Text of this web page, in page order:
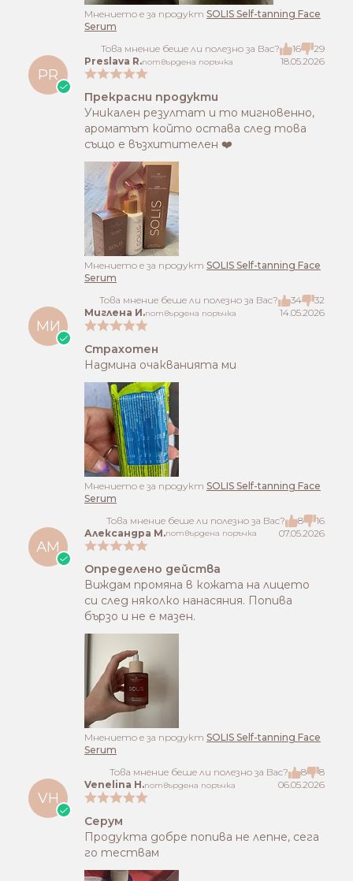
Mнението е за продукт SOLIS Self-tanning Face
Serum
Това мнение беше ли полезно за Вас?
16 29
PR
Preslava R.потвърдена поръчка 18.05.2026
Прекрасни продукти
Уникален резултат и то мигновенно,
ароматът който остава след това
също е възхитителен ❤️
Mнението е за продукт SOLIS Self-tanning Face
Serum
Това мнение беше ли полезно за Вас?
34 32
МИ
Миглена И.потвърдена поръчка 14.05.2026
Страхотен
Надмина очакванията ми
Mнението е за продукт SOLIS Self-tanning Face
Serum
Това мнение беше ли полезно за Вас?
8 16
АМ
Александра М.потвърдена поръчка 07.05.2026
Определено действа
Виждам промяна в кожата на лицето
си след няколко нанасяния. Попива
бързо и не е мазен.
Mнението е за продукт SOLIS Self-tanning Face
Serum
Това мнение беше ли полезно за Вас?
8 8
VH
Venelina H.потвърдена поръчка 06.05.2026
Серум
Продукта добре попива не лепне, сега
го тествам